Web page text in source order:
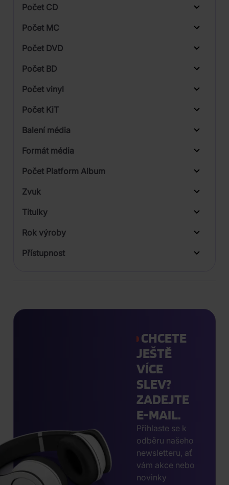
Počet CD
Počet MC
Počet DVD
Počet BD
Počet vinyl
Počet KiT
Balení média
Formát média
Počet Platform Album
Zvuk
Titulky
Rok výroby
Přístupnost
CHCETE
JEŠTĚ
VÍCE
SLEV?
ZADEJTE
E-MAIL.
Přihlaste se k
odběru našeho
newsletteru, ať
vám akce nebo
novinky